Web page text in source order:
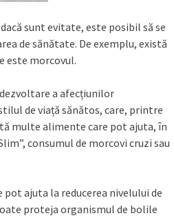
sunt evitate, este posibil să se
de sănătate. De exemplu, există
este morcovul.
a afecțiunilor
de viață sănătos, care, printre
multe alimente care pot ajuta, în
consumul de morcovi cruzi sau
ajuta la reducerea nivelului de
proteja organismul de bolile